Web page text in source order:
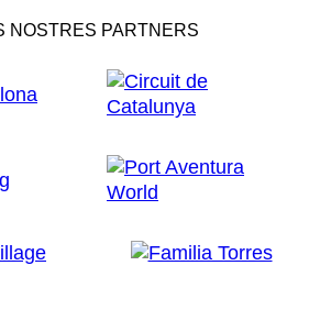
NOSTRES PARTNERS